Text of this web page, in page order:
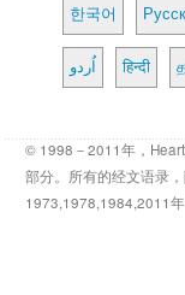
한국어
اُردو हिन्दी
© 1998－2011年，
部分。所有的经文语录
1973,1978,1984,2011